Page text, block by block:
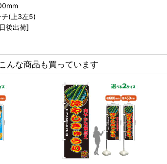
(上3左5)
後出荷]
んな商品も買っています